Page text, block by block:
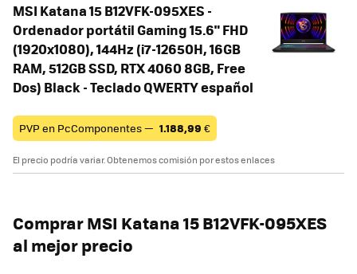
MSI Katana 15 B12VFK-095XES -
Ordenador portátil Gaming 15.6" FHD
(1920x1080), 144Hz (i7-12650H, 16GB
RAM, 512GB SSD, RTX 4060 8GB, Free
Dos) Black - Teclado QWERTY español
PVP en PcComponentes — 1.188,99 €
El precio podría variar. Obtenemos comisión por estos enlaces
Comprar MSI Katana 15 B12VFK-095XES
al mejor precio